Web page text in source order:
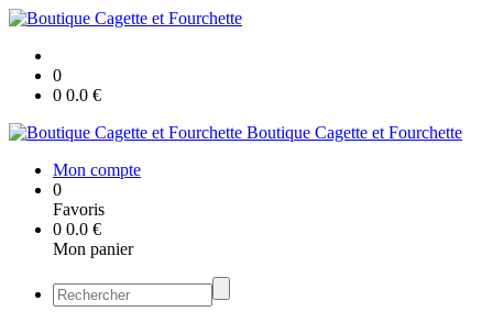
0
0 0.0 €
Boutique Cagette et Fourchette
Mon compte
0
Favoris
0 0.0 €
Mon panier